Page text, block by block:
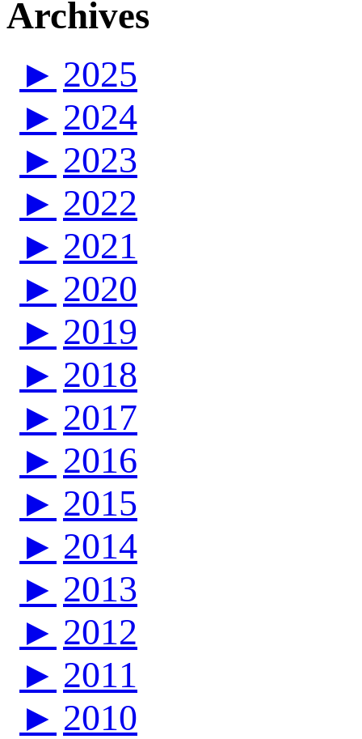
Archives
► 2025
► 2024
► 2023
► 2022
► 2021
► 2020
► 2019
► 2018
► 2017
► 2016
► 2015
► 2014
► 2013
► 2012
► 2011
► 2010